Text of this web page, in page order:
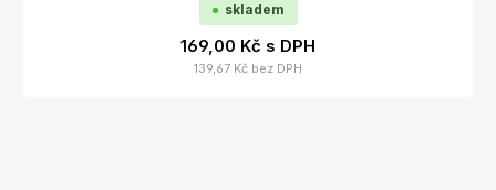
skladem
169,00 Kč s DPH
139,67 Kč bez DPH